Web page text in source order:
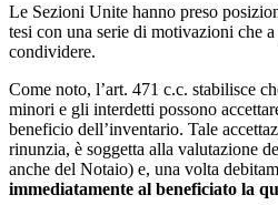
Le Sezioni Unite hanno preso
tesi con una serie di motivazioni che
condividere.
Come noto, l’art. 471 c.c. stabilisce
minori e gli interdetti possono
beneficio dell’inventario. Tale
rinunzia, è soggetta alla valutazione
anche del Notaio) e, una volta
immediatamente al beneficiato la